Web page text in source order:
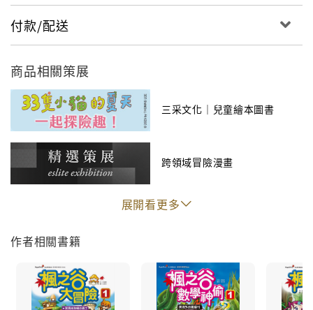
多多在詛咒的黑洞中，完全不得動彈，但是卻遇到了怪
物國王萊伊崁七世。為了逃離黑洞，多多請求萊伊崁再
給他一個菇菇刺角，好藉由萊伊崁的幫助逃出黑洞，但
是萊伊崁卻斷然拒絕了多多的求助，在這一個連水都無
法滲透進來，極度高壓的黑洞中，多多要如何才能自
救......
步驟1：發揮想像力！
先翻開目錄，猜猜看每個章節可能是在講述什麼樣的故
跟著多多一起挑戰任務吧！過程中一定有高潮起伏，請
完全讓自己沉浸在故事中吧！
步驟3：深入思考，寫寫看！
再重頭看一次，挑戰加油站的題目，或閱讀補充資料。
付款/配送
商品相關策展
三采文化｜兒童繪本圖書
跨領域冒險漫畫
展開看更多
作者相關書籍